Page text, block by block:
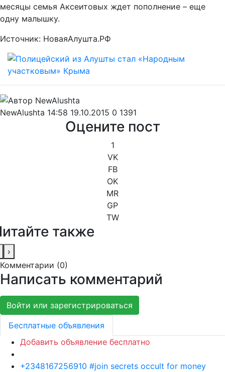
месяцы семья Аксеитовых ждет пополнение – еще
одну малышку.
Источник: НоваяАлушта.РФ
NewAlushta 14:58 19.10.2015 0 1391
Оцените пост
1
VK
FB
OK
MR
GP
TW
также
›
Комментарии (0)
Написать комментарий
Войти или зарегистрироваться
Бесплатные объявления
Добавить объявление бесплатно
+2348167256910 #join secrets occult for money